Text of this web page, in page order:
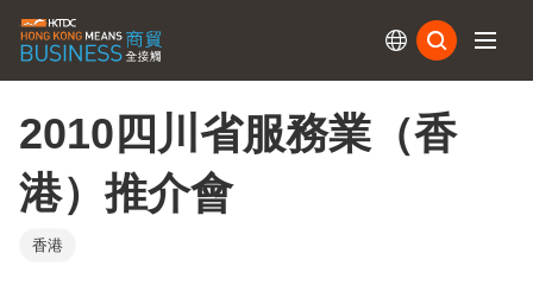
2010四川省服務業（香
港）推介會
香港